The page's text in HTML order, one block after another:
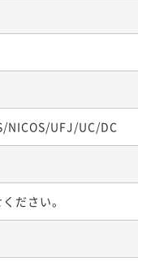
用で最大5％OFF
2名 ¥ 35,739 ~
グレードアッププ
用で最大5％OFF
NICOS/UFJ/UC/DC
ださい。